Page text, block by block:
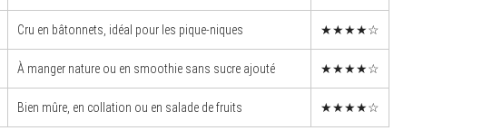
Cru en bâtonnets, idéal pour les pique-niques ★★★★☆
À manger nature ou en smoothie sans sucre ajouté ★★★★☆
Bien mûre, en collation ou en salade de fruits ★★★★☆